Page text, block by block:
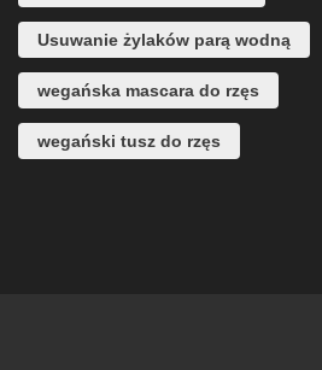
Usuwanie żylaków parą wodną
wegańska mascara do rzęs
wegański tusz do rzęs